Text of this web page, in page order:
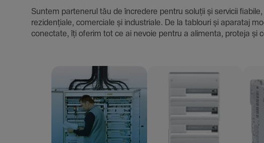
Suntem parte­nerul tău de încre­dere pentru soluții și servicii
rezi­den­țiale, comer­ciale și indus­triale. De la tablouri și aparataj
conec­tate, îți oferim tot ce ai nevoie pentru a alimenta, proteja și